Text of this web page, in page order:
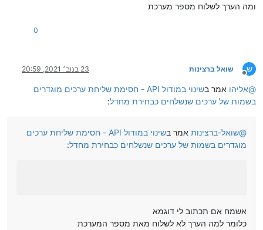
ומה הערך לשלוח מספר מערכת
0
ש
מנותק
שואל ברצינות 23 בנוב׳ 2021, 20:59
@אליהו אמר ב
שינוי במודול API - חסימת שליחת ערכים מוגדרים
בשמות של ערכים שנשלחים כבחירת מחדל:
@שואל-ברצינות אמר ב
שינוי במודול API - חסימת שליחת ערכים
מוגדרים בשמות של ערכים שנשלחים כבחירת מחדל:
אשמח אם תכתוב לי דוגמא
כלומר למה הערך לא לשלוח מאת מספר המערכת